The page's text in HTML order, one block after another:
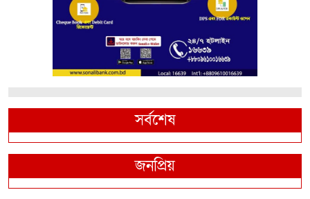
সর্বশেষ
জনপ্রিয়